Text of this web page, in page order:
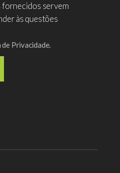
fornecidos servem
às questões
Privacidade.